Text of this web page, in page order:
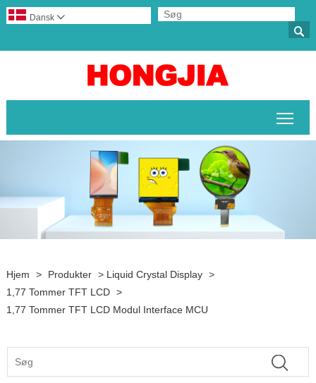

Dansk 
Hjem > Produkter > Liquid Crystal Display >
1,77 Tommer TFT LCD >
1,77 Tommer TFT LCD Modul Interface MCU